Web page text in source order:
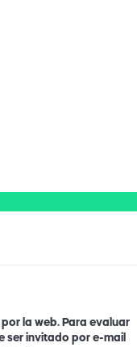
la web. Para evaluar
ser invitado por e-mail